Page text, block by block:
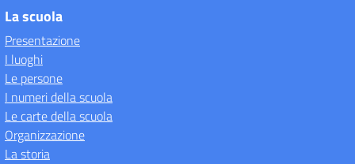
La scuola
Presentazione
I luoghi
Le persone
I numeri della scuola
Le carte della scuola
Organizzazione
La storia